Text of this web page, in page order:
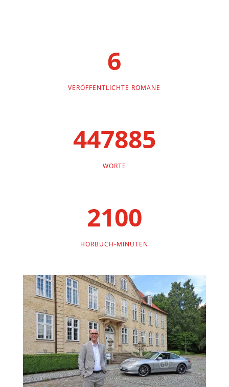
6
VERÖFFENTLICHTE ROMANE
447885
WORTE
2100
HÖRBUCH-MINUTEN